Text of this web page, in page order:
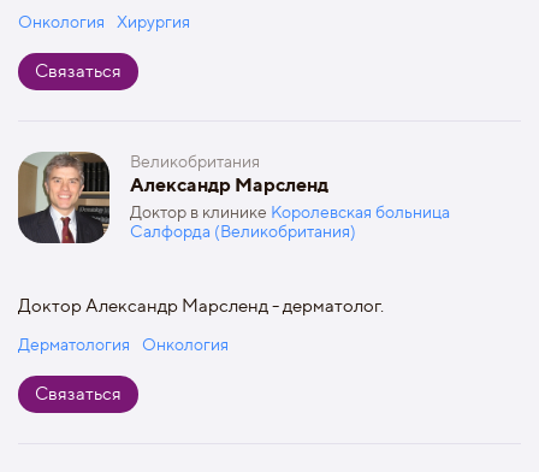
Онкология Хирургия
Связаться
Великобритания
Александр Марсленд
Доктор в клинике Королевская больница
Салфорда (Великобритания)
Доктор Александр Марсленд - дерматолог.
Дерматология Онкология
Связаться